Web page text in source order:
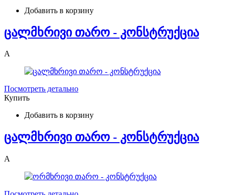
Добавить в корзину
ცალმხრივი თარო - კონსტრუქცია
A
Посмотреть детально
Купить
Добавить в корзину
ცალმხრივი თარო - კონსტრუქცია
A